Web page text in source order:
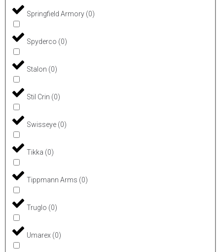
Springfield Armory (0)
Spyderco (0)
Stalon (0)
Stil Crin (0)
Swisseye (0)
Tikka (0)
Tippmann Arms (0)
Truglo (0)
Umarex (0)